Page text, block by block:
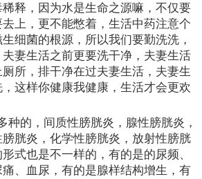
释，因为水是生命之源嘛，不仅要
上，更不能憋着，生活中药注意个
细菌的根源，所以我们要勤洗洗，
妻生活之前更要洗干净，夫妻生活
所，排干净在过夫妻生活，夫妻生
这样你健康我健康，生活才会更欢
种的，间质性膀胱炎，腺性膀胱炎，
胱炎，化学性膀胱炎，放射性膀胱
式也是不一样的，有的是的尿频、
、血尿，有的是腺样结构增生，有